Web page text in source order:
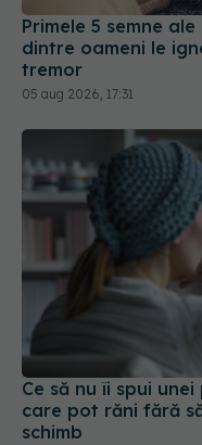
Ce să nu îi spui unei
care pot răni fără
schimb
03 aug 2026, 16:56